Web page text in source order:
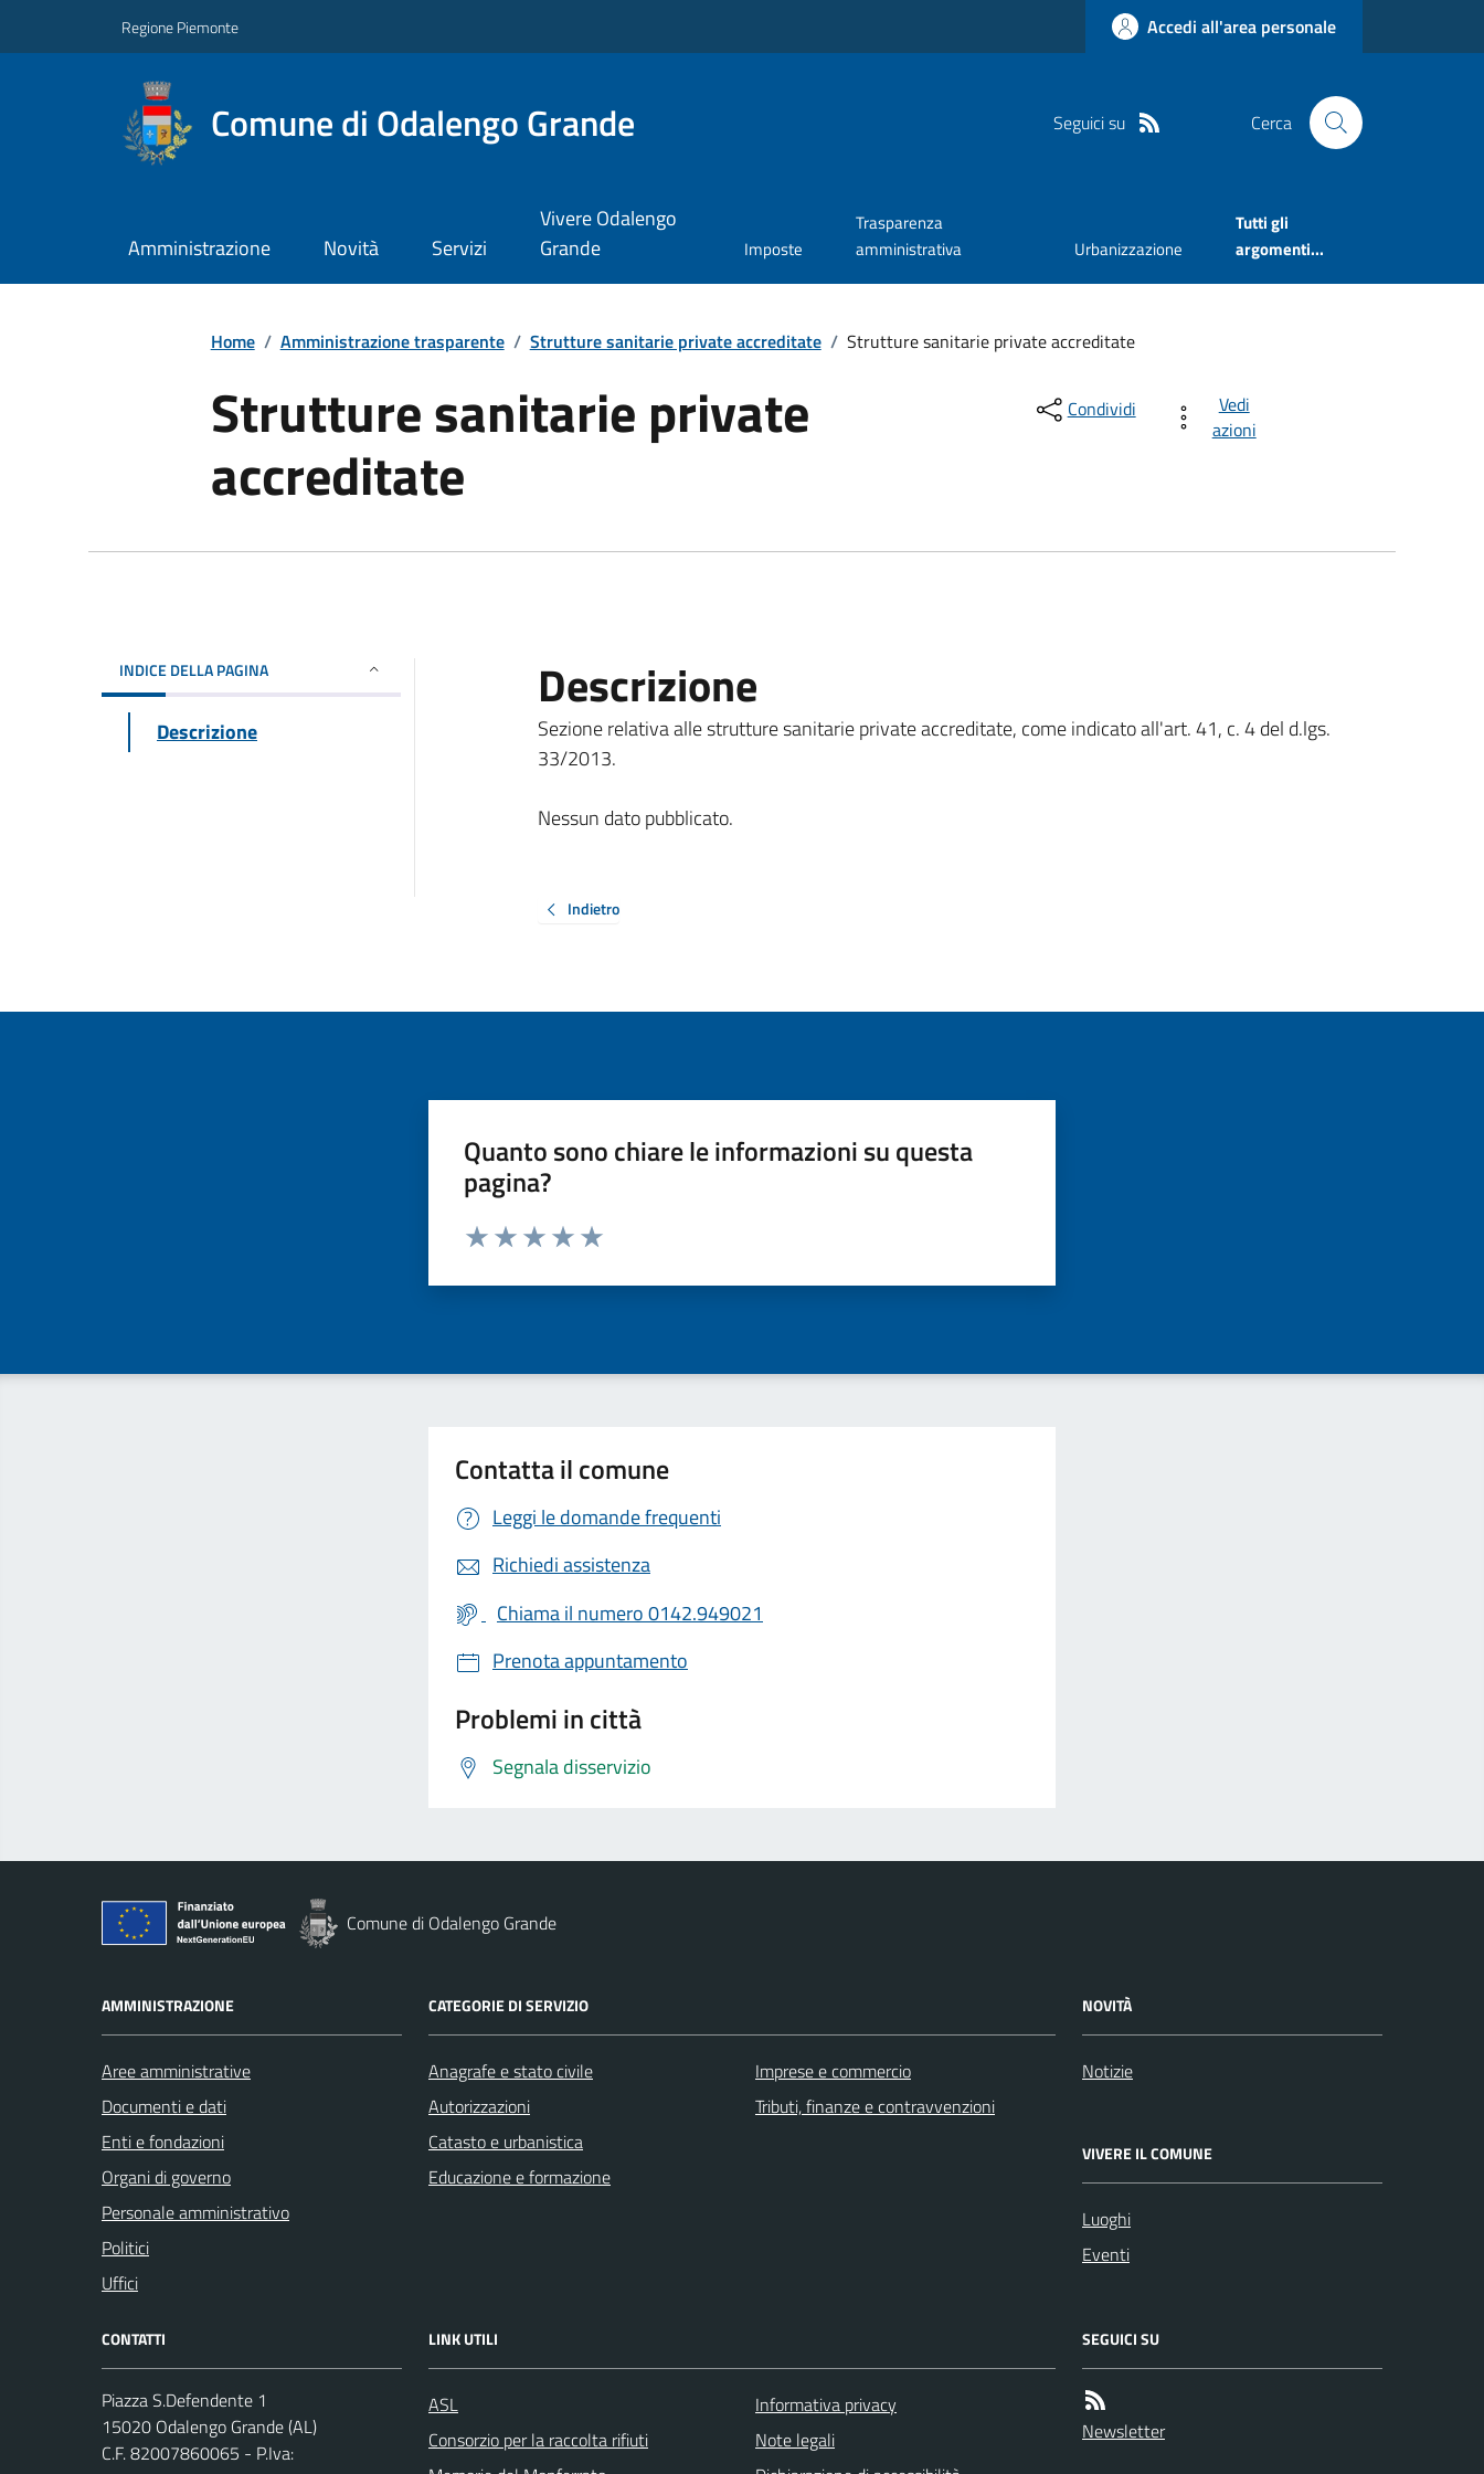
Regione Piemonte Accedi all'area personale
Comune di Odalengo Grande Seguici su Cerca
Amministrazione Novità Servizi
Vivere Odalengo
Grande
Imposte
Trasparenza
amministrativa
Urbanizzazione
Tutti gli
argomenti...
Home / Amministrazione trasparente / Strutture sanitarie private accreditate / Strutture sanitarie private accreditate
Strutture sanitarie private
accreditate
Condividi
Vedi
azioni
INDICE DELLA PAGINA
Descrizione
Descrizione
Sezione relativa alle strutture sanitarie private accreditate, come indicato all'art. 41, c. 4 del d.lgs.
33/2013.
Nessun dato pubblicato.
Indietro
Quanto sono chiare le informazioni su questa
pagina?
Valuta da 1 a 5 stelle la pagina
Contatta il comune
Leggi le domande frequenti
Richiedi assistenza
Chiama il numero 0142.949021
Prenota appuntamento
Problemi in città
Segnala disservizio
Comune di Odalengo Grande
AMMINISTRAZIONE
Aree amministrative
Documenti e dati
Enti e fondazioni
Organi di governo
Personale amministrativo
Politici
Uffici
CATEGORIE DI SERVIZIO
Anagrafe e stato civile
Autorizzazioni
Catasto e urbanistica
Educazione e formazione
Imprese e commercio
Tributi, finanze e contravvenzioni
NOVITÀ
Notizie
VIVERE IL COMUNE
Luoghi
Eventi
CONTATTI
Piazza S.Defendente 1
15020 Odalengo Grande (AL)
C.F. 82007860065 - P.Iva:
LINK UTILI
ASL
Consorzio per la raccolta rifiuti
Informativa privacy
Note legali
SEGUICI SU
Newsletter